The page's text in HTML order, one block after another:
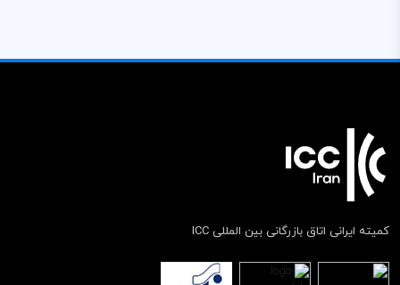
کمیته ایرانی اتاق بازرگانی بین المللی ICC